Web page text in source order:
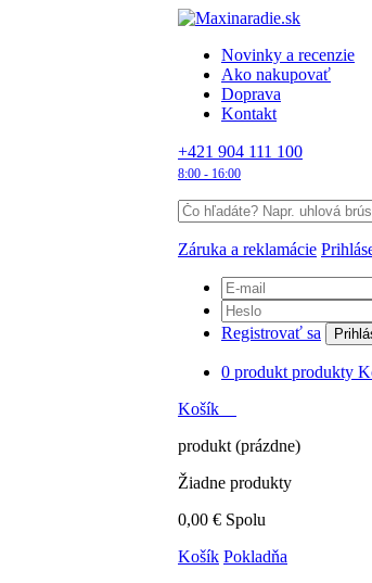
Novinky a recenzie
Ako nakupovať
Doprava
Kontakt
+421 904 111 100
8:00 - 16:00
Záruka a reklamácie
Registrovať sa
0 produkt produkty
Košík
produkt (prázdne)
Žiadne produkty
0,00 € Spolu
Košík Pokladňa